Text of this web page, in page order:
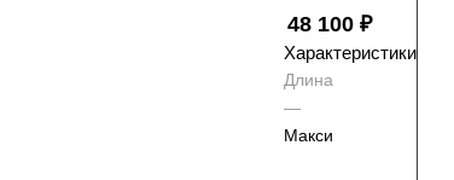
48 100 ₽
Характеристики
Длина
—
Макси